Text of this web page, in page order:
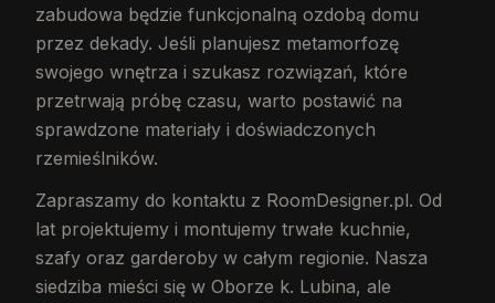
zabudowa będzie funkcjonalną ozdobą domu
przez dekady. Jeśli planujesz metamorfozę
swojego wnętrza i szukasz rozwiązań, które
przetrwają próbę czasu, warto postawić na
sprawdzone materiały i doświadczonych
rzemieślników.
Zapraszamy do kontaktu z RoomDesigner.pl. Od
lat projektujemy i montujemy trwałe kuchnie,
szafy oraz garderoby w całym regionie. Nasza
siedziba mieści się w Oborze k. Lubina, ale